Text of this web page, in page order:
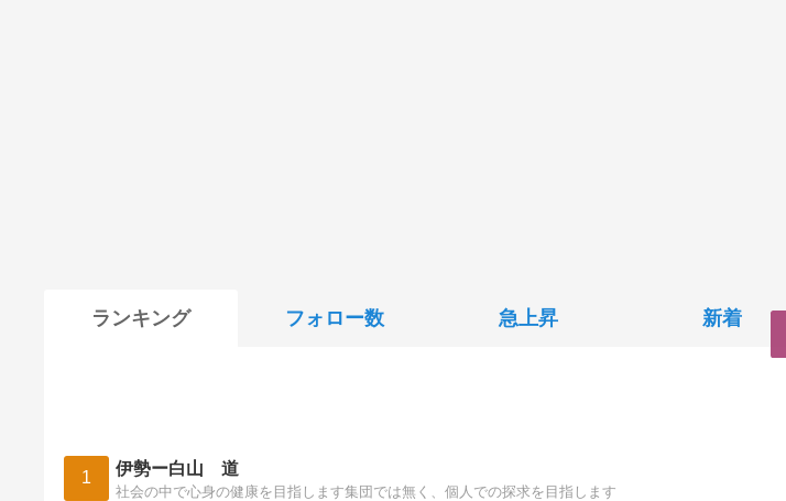
ランキング フォロー数 急上昇 新着
1 伊勢ー白山 道
社会の中で心身の健康を目指します集団では無く、個人での探求を目指します